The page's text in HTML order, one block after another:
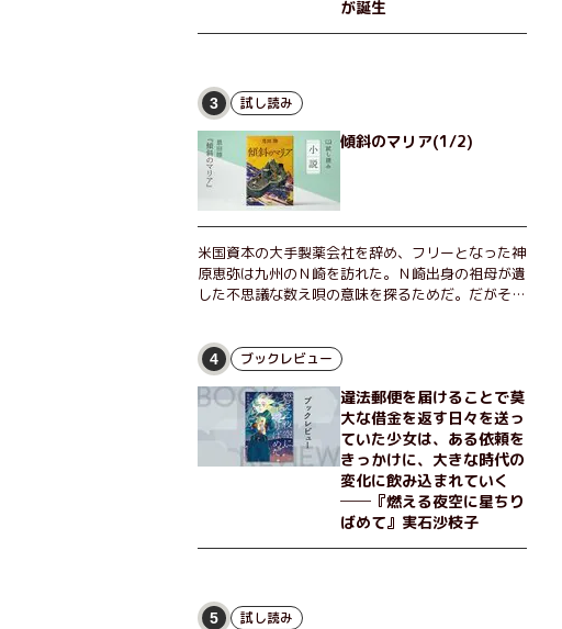
が誕生
3 試し読み
傾斜のマリア(1/2)
米国資本の大手製薬会社を辞め、フリーとなった神
原恵弥は九州のＮ崎を訪れた。Ｎ崎出身の祖母が遺
した不思議な数え唄の意味を探るためだ。だがそん
出島で見つかったある物質について博士の意見を聞
きたいという。恵弥は、まるで影のような存在の博
士とまみえることはできるのか？ そして、唄の歌
詞「かたむくマリア」に込められた秘密とは？ 謎
めいたラストが鮮烈な余韻を残すシリーズ第四作！
4 ブックレビュー
違法郵便を届けることで莫
大な借金を返す日々を送っ
ていた少女は、ある依頼を
きっかけに、大きな時代の
変化に飲み込まれていく
──『燃える夜空に星ちり
ばめて』実石沙枝子
5 試し読み